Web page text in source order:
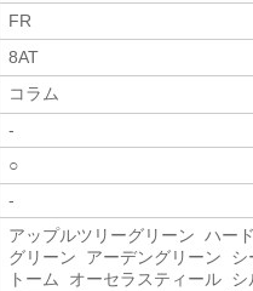
FR
8AT
コラム
-
○
-
アップルツリーグリーン ハー
グリーン アーデングリーン シ
トーム オーセラスティール シ